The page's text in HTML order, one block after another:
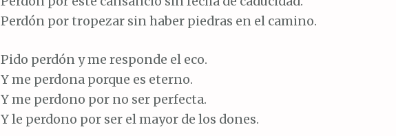
Perdón por tropezar sin haber piedras en el camino.
Pido perdón y me responde el eco.
Y me perdona porque es eterno.
Y me perdono por no ser perfecta.
Y le perdono por ser el mayor de los dones.